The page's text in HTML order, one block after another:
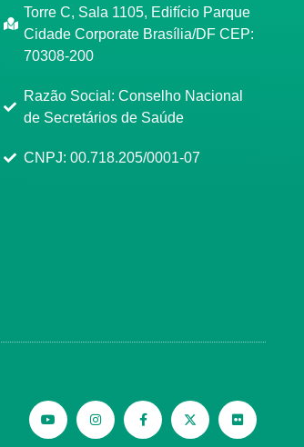
Torre C, Sala 1105, Edifício Parque
Cidade Corporate Brasília/DF CEP:
70308-200
Razão Social: Conselho Nacional
de Secretários de Saúde
CNPJ: 00.718.205/0001-07